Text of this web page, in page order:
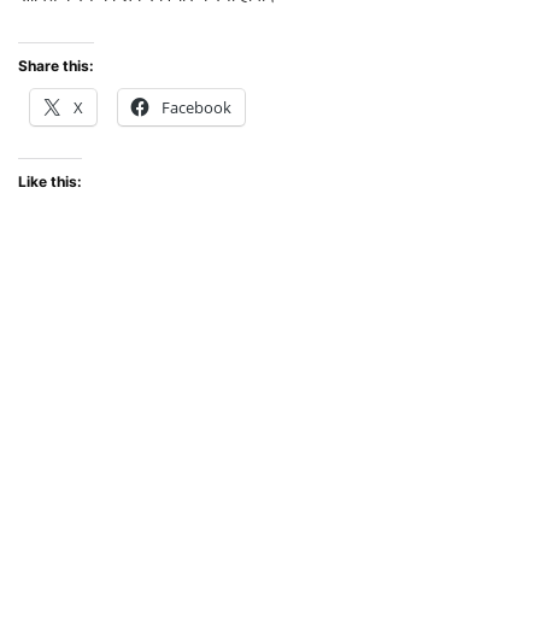
Share this:
X Facebook
Like this: